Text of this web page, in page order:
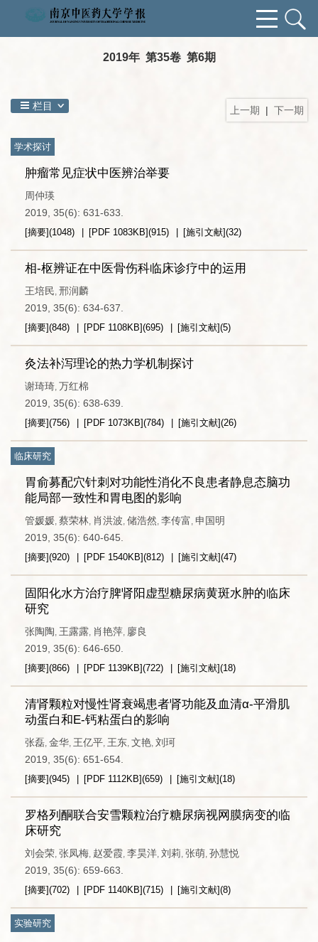
2019年 第35卷 第6期
上一期 | 下一期
栏目
学术探讨
肿瘤常见症状中医辨治举要
周仲瑛
2019, 35(6): 631-633.
[摘要](1048) [PDF 1083KB](915) [施引文献](32)
相-枢辨证在中医骨伤科临床诊疗中的运用
王培民, 邢润麟
2019, 35(6): 634-637.
[摘要](848) [PDF 1108KB](695) [施引文献](5)
灸法补泻理论的热力学机制探讨
谢琦琦, 万红棉
2019, 35(6): 638-639.
[摘要](756) [PDF 1073KB](784) [施引文献](26)
临床研究
胃俞募配穴针刺对功能性消化不良患者静息态脑功
能局部一致性和胃电图的影响
管媛媛, 蔡荣林, 肖洪波, 储浩然, 李传富, 申国明
2019, 35(6): 640-645.
[摘要](920) [PDF 1540KB](812) [施引文献](47)
固阳化水方治疗脾肾阳虚型糖尿病黄斑水肿的临床
研究
张陶陶, 王露露, 肖艳萍, 廖良
2019, 35(6): 646-650.
[摘要](866) [PDF 1139KB](722) [施引文献](18)
清肾颗粒对慢性肾衰竭患者肾功能及血清α-平滑肌
动蛋白和E-钙粘蛋白的影响
张磊, 金华, 王亿平, 王东, 文艳, 刘珂
2019, 35(6): 651-654.
[摘要](945) [PDF 1112KB](659) [施引文献](18)
罗格列酮联合安雪颗粒治疗糖尿病视网膜病变的临
床研究
刘会荣, 张凤梅, 赵爱霞, 李昊洋, 刘莉, 张萌, 孙慧悦
2019, 35(6): 659-663.
[摘要](702) [PDF 1140KB](715) [施引文献](8)
实验研究